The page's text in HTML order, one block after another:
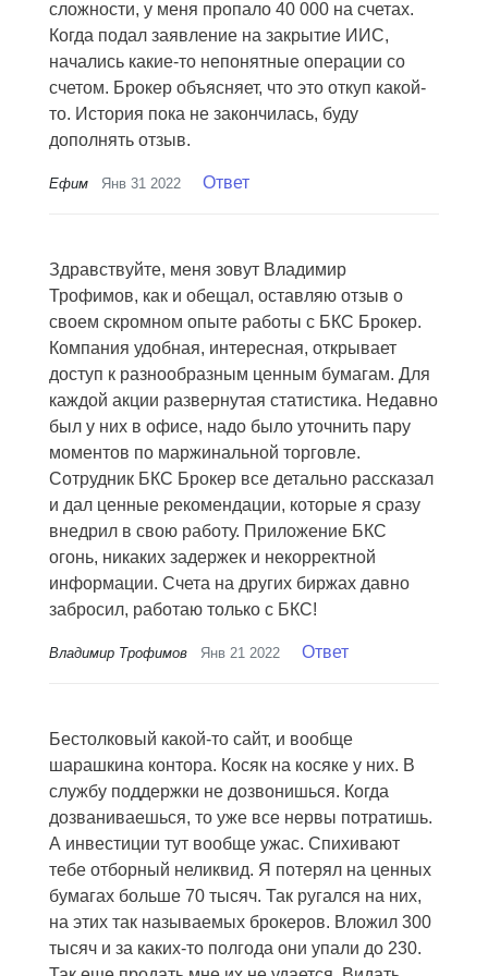
сложности, у меня пропало 40 000 на счетах.
Когда подал заявление на закрытие ИИС,
начались какие-то непонятные операции со
счетом. Брокер объясняет, что это откуп какой-
то. История пока не закончилась, буду
дополнять отзыв.
Ефим Янв 31 2022 Ответ
Здравствуйте, меня зовут Владимир
Трофимов, как и обещал, оставляю отзыв о
своем скромном опыте работы с БКС Брокер.
Компания удобная, интересная, открывает
доступ к разнообразным ценным бумагам. Для
каждой акции развернутая статистика. Недавно
был у них в офисе, надо было уточнить пару
моментов по маржинальной торговле.
Сотрудник БКС Брокер все детально рассказал
и дал ценные рекомендации, которые я сразу
внедрил в свою работу. Приложение БКС
огонь, никаких задержек и некорректной
информации. Счета на других биржах давно
забросил, работаю только с БКС!
Владимир Трофимов Янв 21 2022 Ответ
Бестолковый какой-то сайт, и вообще
шарашкина контора. Косяк на косяке у них. В
службу поддержки не дозвонишься. Когда
дозваниваешься, то уже все нервы потратишь.
А инвестиции тут вообще ужас. Спихивают
тебе отборный неликвид. Я потерял на ценных
бумагах больше 70 тысяч. Так ругался на них,
на этих так называемых брокеров. Вложил 300
тысяч и за каких-то полгода они упали до 230.